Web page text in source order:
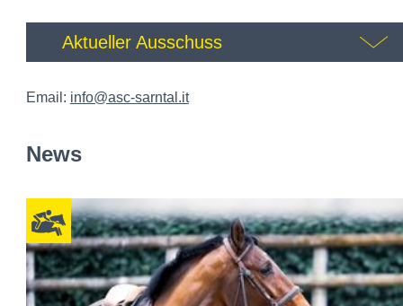
KALENDER
Aktueller Ausschuss
Mair Roland
pferdevereinsarntal1@gmail.com
Sektionsleiterstellvertreter
Gänsbacher Hannes
Kassier
Vienna Manuel
Schriftführerin
D’Elia Anna
Email: info@asc-sarntal.it
News